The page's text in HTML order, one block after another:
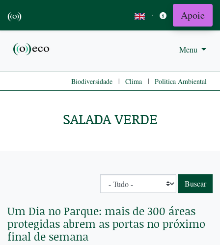
· Apoie
Menu
Biodiversidade | Clima | Politica Ambiental
SALADA VERDE
Um Dia no Parque: mais de 300 áreas
protegidas abrem as portas no próximo
final de semana